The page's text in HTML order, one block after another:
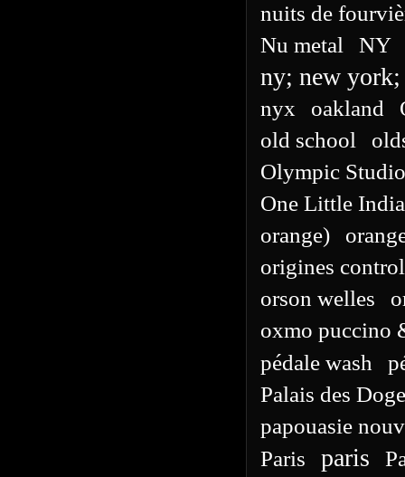
nuits de
Nu metal
NY
ny; new york;
nyx oakland
old school
Olympic
One Little
orange)
origines
orson welles
oxmo puccino
pédale wash
Palais des
papouasie
Paris
paris